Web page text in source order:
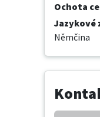
Ochota
Jazykové
Němčina